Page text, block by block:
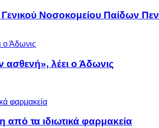
Νοσοκομείου Παίδων
ασθενή», λέει ο Άδωνις
τα ιδιωτικά φαρμακεία